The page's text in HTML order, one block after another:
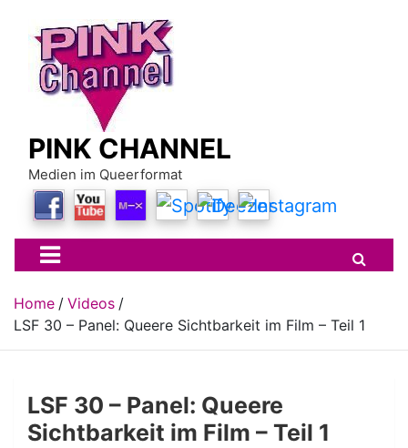
content
PINK CHANNEL
Medien im Queerformat
Home
Videos
LSF 30 – Panel: Queere Sichtbarkeit im Film – Teil 1
LSF 30 – Panel: Queere
Sichtbarkeit im Film – Teil 1